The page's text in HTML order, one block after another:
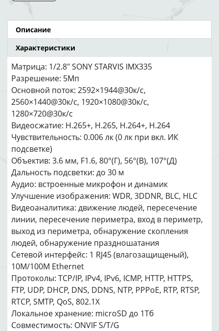
Описание
Характеристики
Матрица: 1/2.8" SONY STARVIS IMX335
Разрешение: 5Мп
Основной поток: 2592×1944@30к/с,
2560×1440@30к/с, 1920×1080@30к/с,
1280×720@30к/с
Видеосжатие: H.265+, H.265, H.264+, H.264
Чувствительность: 0.006 лк (0 лк при вкл. ИК
подсветке)
Объектив: 3.6 мм, F1.6, 80°(Г), 56°(В), 107°(Д)
Дальность подсветки: до 30 м
Аудио: встроенные микрофон и динамик
Улучшение изображения: WDR, 3DDNR, BLC, HLC
Видеоаналитика: движение людей, пересечение
линии, пересечение периметра, вход в периметр,
выход из периметра, обнаружение скопления
людей, обнаружение праздношатания
Сетевой интерфейс: 1 RJ45 (влагозащищеный),
10M/100M Ethernet
Протоколы: TCP/IP, IPv4, IPv6, ICMP, HTTP, HTTPS,
FTP, UDP, DHCP, DNS, DDNS, NTP, PPPoE, RTP, RTSP,
RTCP, SMTP, QoS, 802.1X
Локальное хранение: microSD до 1Тб
Совместимость: ONVIF S/T/G